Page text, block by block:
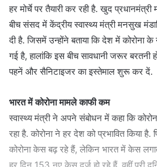
हर मोर्चे पर तैयारी कर रही है. खुद
बीच संसद में केंद्रीय स्वास्थ्य मंत्री मनसुख
दी है. जिसमें उन्होंने बताया कि देश में कोरोना
गई है, हालांकि इस बीच सावधानी जरूर बरतनी
पहनें और सैनिटाइजर का इस्तेमाल शुरू कर दें.
भारत में कोरोना मामले काफी कम
स्वास्थ्य मंत्री ने अपने संबोधन में कहा कि
रहा है. कोरोना ने हर देश को प्रभावित किया
कोरोना केस बढ़ रहे हैं, लेकिन भारत में केस